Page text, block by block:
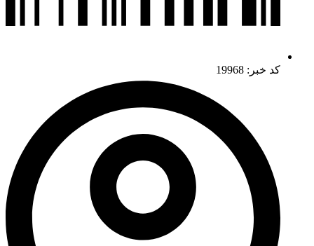
کد خبر: 19968